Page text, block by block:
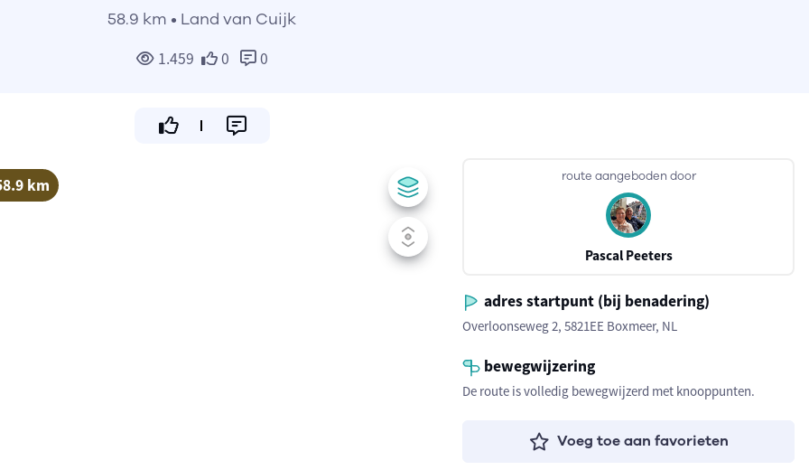
58.9 km • Land van Cuijk
1.459 0 0
km route aangeboden door
Pascal Peeters
adres startpunt (bij benadering)
Overloonseweg 2, 5821EE Boxmeer, NL
bewegwijzering
De route is volledig bewegwijzerd met knooppunten.
Voeg toe aan favorieten